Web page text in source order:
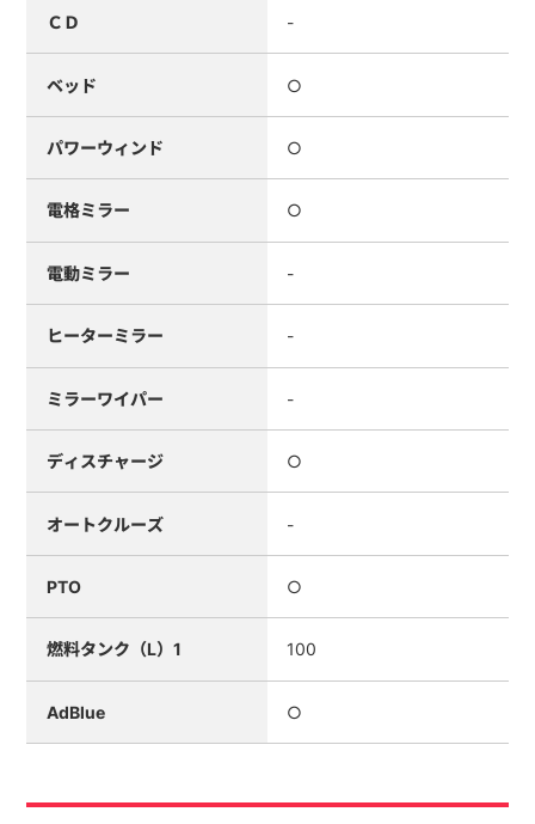
ＣＤ -
ベッド ○
パワーウィンド ○
電格ミラー ○
電動ミラー -
ヒーターミラー -
ミラーワイパー -
ディスチャージ ○
オートクルーズ -
PTO ○
燃料タンク（L）1 100
AdBlue ○